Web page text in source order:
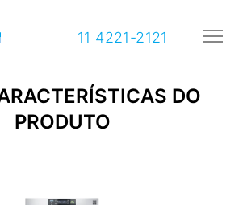
11 4221-2121
DO
PRODUTO